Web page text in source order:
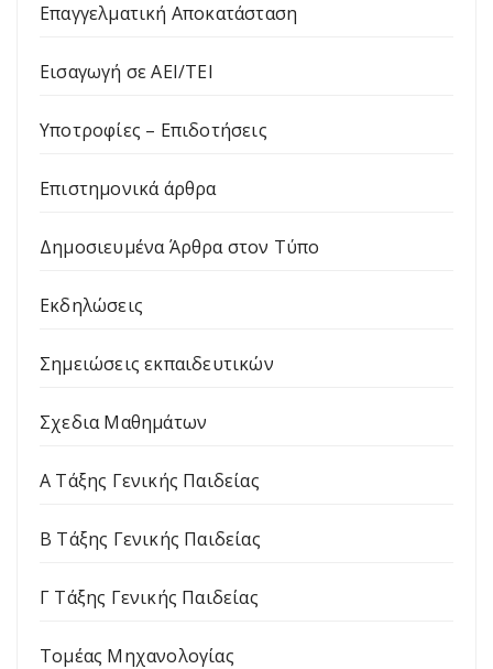
Επαγγελματική Αποκατάσταση
Εισαγωγή σε ΑΕΙ/ΤΕΙ
Υποτροφίες – Επιδοτήσεις
Επιστημονικά άρθρα
Δημοσιευμένα Άρθρα στον Τύπο
Εκδηλώσεις
Σημειώσεις εκπαιδευτικών
Σχεδια Μαθημάτων
Α Τάξης Γενικής Παιδείας
Β Τάξης Γενικής Παιδείας
Γ Τάξης Γενικής Παιδείας
Τομέας Μηχανολογίας